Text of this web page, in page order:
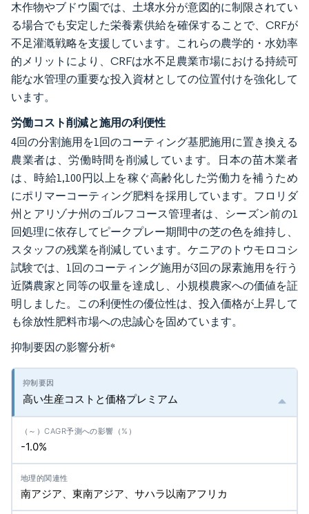
木作物やブドウ園では、土壌水分が意図的に制限されてい
る場合でも安定した栄養素供給を確保することで、CRFが
不足灌漑戦略を支援しています。これらの農学的・水効率
的メリットにより、CRFは水不足農業市場における持続可
能な水管理の重要な投入資材としての位置付けを強化して
います。
労働コスト削減と施用の利便性
4回の分割施用を1回のコーティング基肥施用に置き換える
農業者は、労働時間を削減しています。日本の苗木業者
は、時給1,100円以上を稼ぐ高齢化した労働力を補うため
にポリマーコーティング肥料を採用しています。フロリダ
州とアリゾナ州のゴルフコース管理者は、シーズン前の1
回処理に依存してピークプレー期間中の芝の色を維持し、
スタッフの残業を削減しています。ケニアのトウモロコシ
試験では、1回のコーティング施用が3回の尿素施用を行う
近隣農家と同等の収量を達成し、小規模農家への価値を証
明しました。この利便性の優位性は、投入価格が上昇して
も徐放性肥料市場への忠誠心を固めています。
抑制要因の影響分析*
高い生産コストと価格プレミアム
-1.0%
南アジア、東南アジア、サハラ以南アフリカ